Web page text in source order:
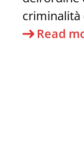
criminalità
Read